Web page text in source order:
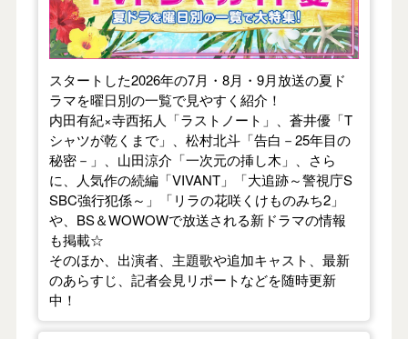
スタートした2026年の7月・8月・9月放送の夏ド
ラマを曜日別の一覧で見やすく紹介！
内田有紀×寺西拓人「ラストノート」、蒼井優「T
シャツが乾くまで」、松村北斗「告白－25年目の
秘密－」、山田涼介「一次元の挿し木」、さら
に、人気作の続編「VIVANT」「大追跡～警視庁S
SBC強行犯係～」「リラの花咲くけものみち2」
や、BS＆WOWOWで放送される新ドラマの情報
も掲載☆
そのほか、出演者、主題歌や追加キャスト、最新
のあらすじ、記者会見リポートなどを随時更新
中！